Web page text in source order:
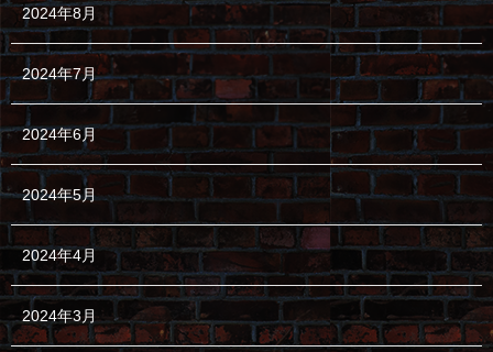
2024年8月
2024年7月
2024年6月
2024年5月
2024年4月
2024年3月